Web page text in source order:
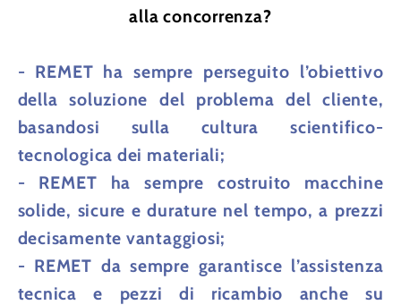
alla concorrenza?
- REMET ha sempre perseguito l’obiettivo
della soluzione del problema del cliente,
basandosi sulla cultura scientifico-
tecnologica dei materiali;
- REMET ha sempre costruito macchine
solide, sicure e durature nel tempo, a prezzi
decisamente vantaggiosi;
- REMET da sempre garantisce l’assistenza
tecnica e pezzi di ricambio anche su